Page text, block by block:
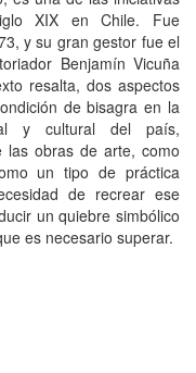
XIX en Chile. Fue
y su gran gestor fue el
Benjamín Vicuña
resalta, dos aspectos
de bisagra en la
y cultural del país,
las obras de arte, como
un tipo de práctica
de recrear ese
un quiebre simbólico
es necesario superar.